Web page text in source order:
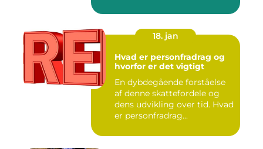
18. jan
Hvad er personfradrag og
hvorfor er det vigtigt
En dybdegående forståelse
af denne skattefordele og
dens udvikling over tid. Hvad
er personfradrag...